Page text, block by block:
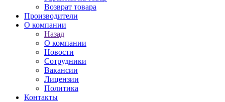
Возврат товара
Производители
О компании
Назад
О компании
Новости
Сотрудники
Вакансии
Лицензии
Политика
Контакты